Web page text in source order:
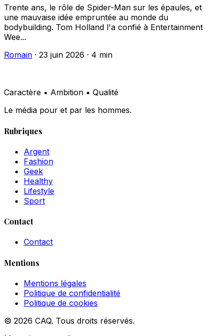
Trente ans, le rôle de Spider-Man sur les épaules, et
une mauvaise idée empruntée au monde du
bodybuilding. Tom Holland l'a confié à Entertainment
Wee...
Romain · 23 juin 2026 · 4 min
Caractère • Ambition • Qualité
Le média pour et par les hommes.
Rubriques
Argent
Fashion
Geek
Healthy
Lifestyle
Sport
Contact
Contact
Mentions
Mentions légales
Politique de confidentialité
Politique de cookies
© 2026 CAQ. Tous droits réservés.